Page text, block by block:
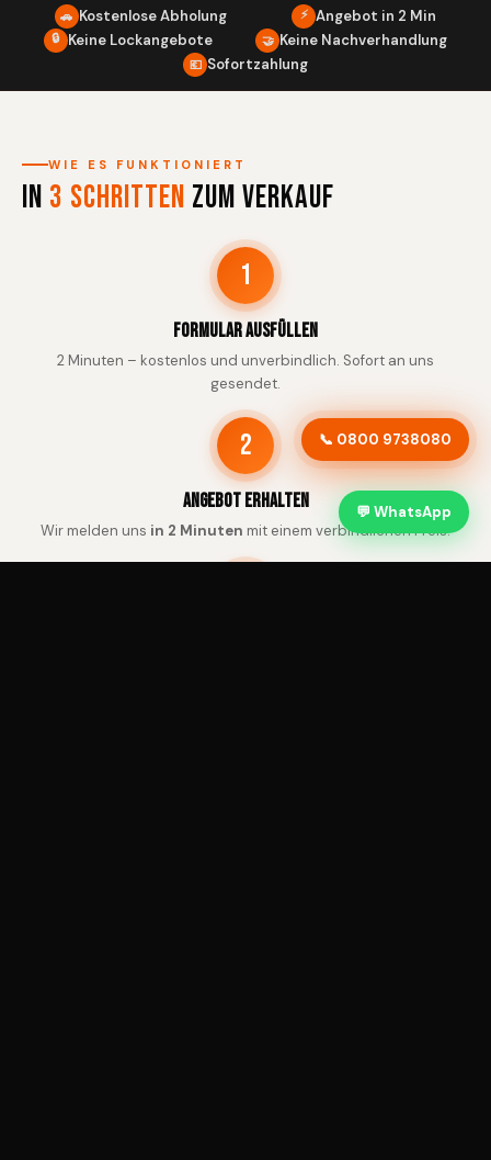
📞 0800 9738080
💬 WhatsApp
🚗 Kostenlose Abholung ⚡ Angebot in 2 Min
🔒 Keine Lockangebote 🤝 Keine Nachverhandlung
💶 Sofortzahlung
WIE ES FUNKTIONIERT
In 3 Schritten zum Verkauf
1
Formular ausfüllen
2 Minuten – kostenlos und unverbindlich. Sofort an uns
gesendet.
2
Angebot erhalten
Wir melden uns in 2 Minuten mit einem verbindlichen Preis.